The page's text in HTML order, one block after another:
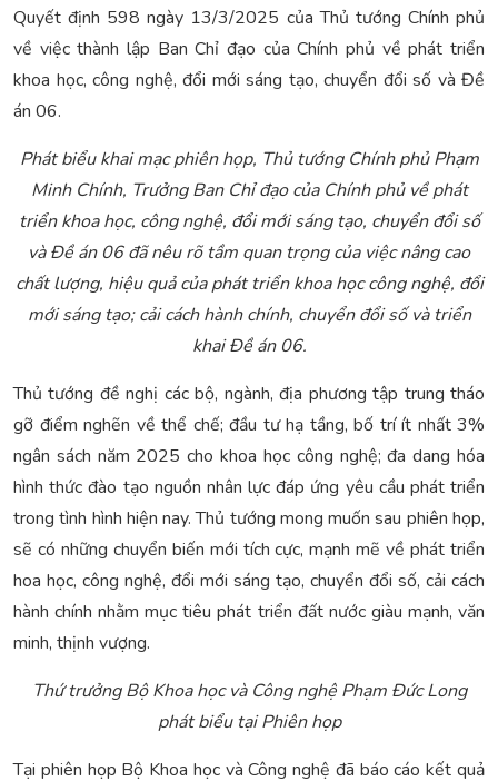
Quyết định 598 ngày 13/3/2025 của Thủ tướng Chính phủ
về việc thành lập Ban Chỉ đạo của Chính phủ về phát triển
khoa học, công nghệ, đổi mới sáng tạo, chuyển đổi số và Đề
án 06.
Phát biểu khai mạc phiên họp, Thủ tướng Chính phủ Phạm
Minh Chính, Trưởng Ban Chỉ đạo của Chính phủ về phát
triển khoa học, công nghệ, đổi mới sáng tạo, chuyển đổi số
và Đề án 06 đã nêu rõ tầm quan trọng của việc nâng cao
chất lượng, hiệu quả của phát triển khoa học công nghệ, đổi
mới sáng tạo; cải cách hành chính, chuyển đổi số và triển
khai Đề án 06.
Thủ tướng đề nghị các bộ, ngành, địa phương tập trung tháo
gỡ điểm nghẽn về thể chế; đầu tư hạ tầng, bố trí ít nhất 3%
ngân sách năm 2025 cho khoa học công nghệ; đa dang hóa
hình thức đào tạo nguồn nhân lực đáp ứng yêu cầu phát triển
trong tình hình hiện nay. Thủ tướng mong muốn sau phiên họp,
sẽ có những chuyển biến mới tích cực, mạnh mẽ về phát triển
hoa học, công nghệ, đổi mới sáng tạo, chuyển đổi số, cải cách
hành chính nhằm mục tiêu phát triển đất nước giàu mạnh, văn
minh, thịnh vượng.
Thứ trưởng Bộ Khoa học và Công nghệ Phạm Đức Long
phát biểu tại Phiên họp
Tại phiên họp Bộ Khoa học và Công nghệ đã báo cáo kết quả